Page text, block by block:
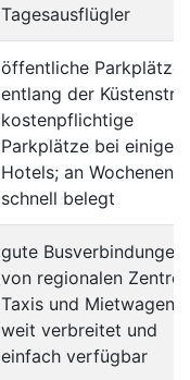
Tagesausflügler
öffentliche Parkplätze
entlang der
kostenpflichtige
Parkplätze bei einigen
Hotels; an
schnell belegt
gute Busverbindungen
von regionalen
Taxis und Mietwagen
weit verbreitet und
einfach verfügbar